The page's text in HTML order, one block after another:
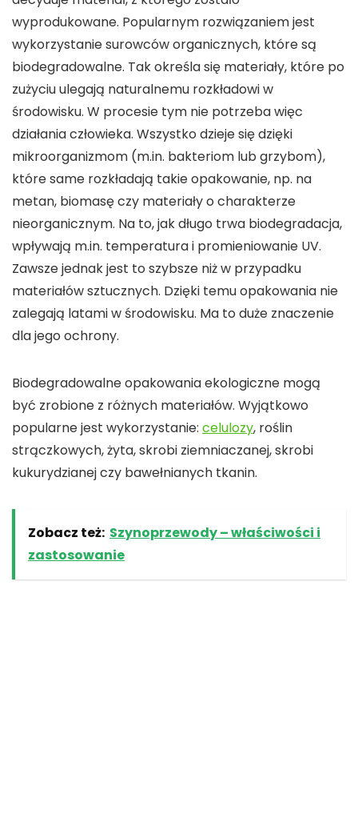
wyprodukowane. Popularnym rozwiązaniem jest
wykorzystanie surowców organicznych, które są
biodegradowalne. Tak określa się materiały, które po
zużyciu ulegają naturalnemu rozkładowi w
środowisku. W procesie tym nie potrzeba więc
działania człowieka. Wszystko dzieje się dzięki
mikroorganizmom (m.in. bakteriom lub grzybom),
które same rozkładają takie opakowanie, np. na
metan, biomasę czy materiały o charakterze
nieorganicznym. Na to, jak długo trwa biodegradacja,
wpływają m.in. temperatura i promieniowanie UV.
Zawsze jednak jest to szybsze niż w przypadku
materiałów sztucznych. Dzięki temu opakowania nie
zalegają latami w środowisku. Ma to duże znaczenie
dla jego ochrony.
Biodegradowalne opakowania ekologiczne mogą
być zrobione z różnych materiałów. Wyjątkowo
popularne jest wykorzystanie: celulozy, roślin
strączkowych, żyta, skrobi ziemniaczanej, skrobi
kukurydzianej czy bawełnianych tkanin.
Zobacz też: Szynoprzewody – właściwości i
zastosowanie